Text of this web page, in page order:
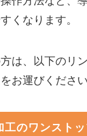
くなります。
は、以下のリ
お運びください
工のワンスト